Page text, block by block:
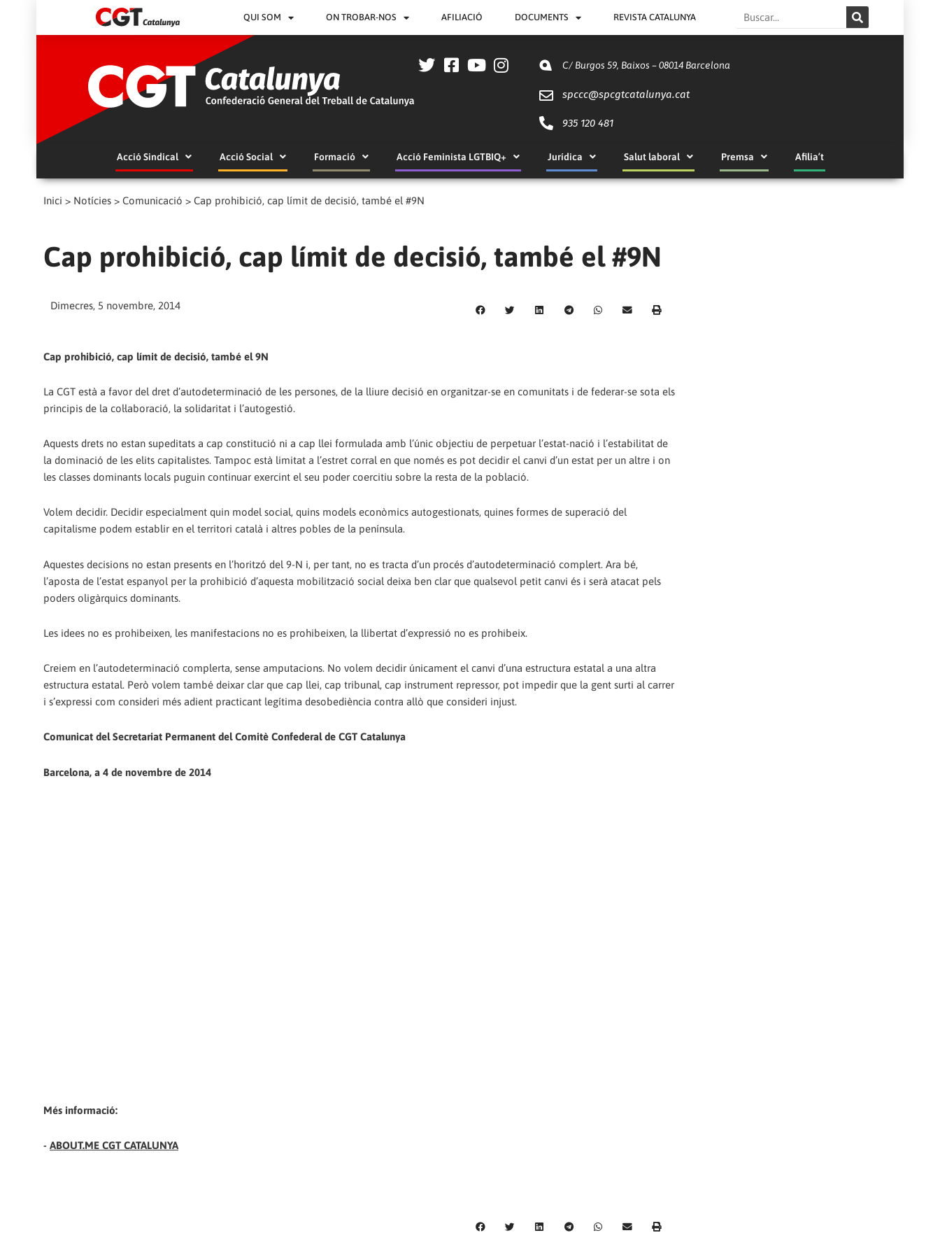
QUI SOM ON TROBAR-NOS AFILIACIÓ DOCUMENTS REVISTA CATALUNYA Search
C/ Burgos 59, Baixos – 08014 Barcelona
spccc@spcgtcatalunya.cat
935 120 481
Acció Sindical Acció Social Formació Acció Feminista LGTBIQ+ Jurídica Salut laboral Premsa Afilia’t
Inici > Notícies > Comunicació > Cap prohibició, cap límit de decisió, també el #9N
Cap prohibició, cap límit de decisió, també el #9N
Dimecres, 5 novembre, 2014
Cap prohibició, cap límit de decisió, també el 9N
La CGT està a favor del dret d’autodeterminació de les persones, de la lliure decisió en organitzar-se en comunitats i de federar-se sota els
principis de la col·laboració, la solidaritat i l’autogestió.
Aquests drets no estan supeditats a cap constitució ni a cap llei formulada amb l’únic objectiu de perpetuar l’estat-nació i l’estabilitat de
la dominació de les elits capitalistes. Tampoc està limitat a l’estret corral en que només es pot decidir el canvi d’un estat per un altre i on
les classes dominants locals puguin continuar exercint el seu poder coercitiu sobre la resta de la població.
Volem decidir. Decidir especialment quin model social, quins models econòmics autogestionats, quines formes de superació del
capitalisme podem establir en el territori català i altres pobles de la península.
Aquestes decisions no estan presents en l’horitzó del 9-N i, per tant, no es tracta d’un procés d’autodeterminació complert. Ara bé,
l’aposta de l’estat espanyol per la prohibició d’aquesta mobilització social deixa ben clar que qualsevol petit canvi és i serà atacat pels
poders oligàrquics dominants.
Les idees no es prohibeixen, les manifestacions no es prohibeixen, la llibertat d’expressió no es prohibeix.
Creiem en l’autodeterminació complerta, sense amputacions. No volem decidir únicament el canvi d’una estructura estatal a una altra
estructura estatal. Però volem també deixar clar que cap llei, cap tribunal, cap instrument repressor, pot impedir que la gent surti al carrer
i s’expressi com consideri més adient practicant legítima desobediència contra allò que consideri injust.
Comunicat del Secretariat Permanent del Comitè Confederal de CGT Catalunya
Barcelona, a 4 de novembre de 2014
Més informació:
- ABOUT.ME CGT CATALUNYA